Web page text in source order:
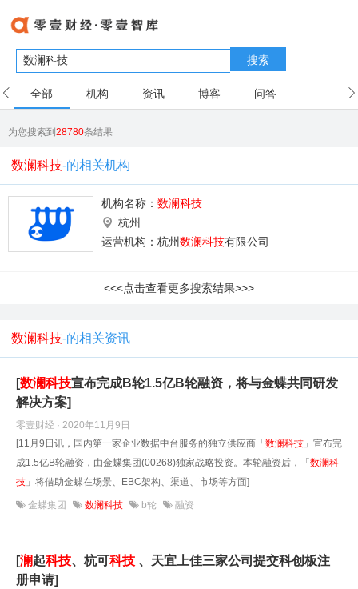
搜索
全部 机构 资讯 博客 问答
为您搜索到28780条结果
数澜科技-的相关机构
机构名称： 数澜科技
杭州
运营机构：杭州数澜科技有限公司
<<<点击查看更多搜索结果>>>
数澜科技-的相关资讯
[数澜科技宣布完成B轮1.5亿B轮融资，将与金蝶共同研发
解决方案]
零壹财经 · 2020年11月9日
[11月9日讯，国内第一家企业数据中台服务的独立供应商「数澜科技 」宣布完
成1.5亿B轮融资，由金蝶集团(00268)独家战略投资。本轮融资后，「数澜科
技 」将借助金蝶在场景、EBC架构、渠道、市场等方面]
金蝶集团 数澜科技 b轮 融资
[澜起科技、杭可科技 、天宜上佳三家公司提交科创板注
册申请]